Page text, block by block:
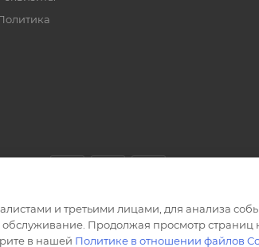
и третьими лицами, для анализа
обслуживание. Продолжая просмотр
в нашей Политике в отношении файлов